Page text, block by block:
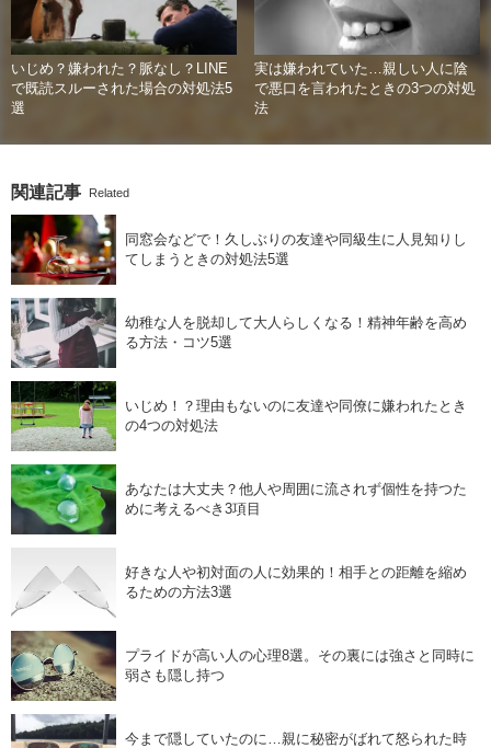
いじめ？嫌われた？脈なし？LINE
で既読スルーされた場合の対処法5
選
実は嫌われていた…親しい人に陰
で悪口を言われたときの3つの対処
法
関連記事 Related
同窓会などで！久しぶりの友達や同級生に人見知りし
てしまうときの対処法5選
幼稚な人を脱却して大人らしくなる！精神年齢を高め
る方法・コツ5選
いじめ！？理由もないのに友達や同僚に嫌われたとき
の4つの対処法
あなたは大丈夫？他人や周囲に流されず個性を持つた
めに考えるべき3項目
好きな人や初対面の人に効果的！相手との距離を縮め
るための方法3選
プライドが高い人の心理8選。その裏には強さと同時に
弱さも隠し持つ
今まで隠していたのに…親に秘密がばれて怒られた時